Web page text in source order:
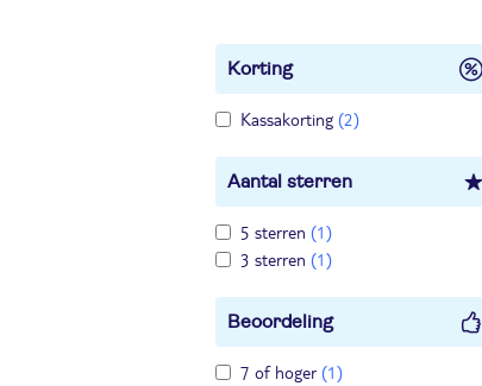
Korting
Kassakorting (2)
Aantal sterren
5 sterren (1)
3 sterren (1)
Beoordeling
7 of hoger(1)